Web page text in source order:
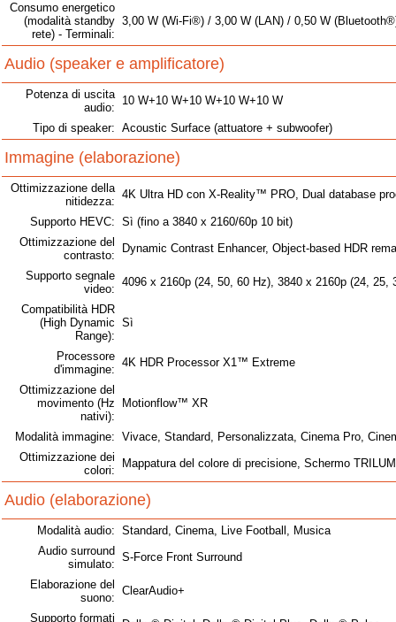
Consumo energetico
(modalità standby
rete) - Terminali:
3,00 W (Wi-Fi®) / 3,00 W (LAN) / 0,50 W
Audio (speaker e amplificatore)
Potenza di uscita
audio:
10 W+10 W+10 W+10 W+10 W
Tipo di speaker: Acoustic Surface (attuatore + subwoofer)
Immagine (elaborazione)
Ottimizzazione della
nitidezza:
4K Ultra HD con X-Reality™ PRO, Dual database
Supporto HEVC: Sì (fino a 3840 x 2160/60p 10 bit)
Ottimizzazione del
contrasto:
Dynamic Contrast Enhancer, Object-based HDR
Supporto segnale
video:
4096 x 2160p (24, 50, 60 Hz), 3840 x 2160p (24,
Compatibilità HDR
(High Dynamic
Range):
Sì
Processore
d'immagine:
4K HDR Processor X1™ Extreme
Ottimizzazione del
movimento (Hz
nativi):
Motionflow™ XR
Modalità immagine: Vivace, Standard, Personalizzata, Cinema Pro,
Ottimizzazione dei
colori:
Mappatura del colore di precisione, Schermo
Audio (elaborazione)
Modalità audio: Standard, Cinema, Live Football, Musica
Audio surround
simulato:
S-Force Front Surround
Elaborazione del
suono:
ClearAudio+
Supporto formati